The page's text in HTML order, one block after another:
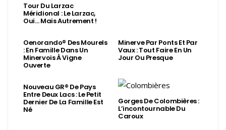
Tour Du Larzac
Méridional : Le Larzac,
Oui… Mais Autrement !
Oenorando® Des Mourels
: En Famille Dans Un
Minervois À Vigne
Ouverte
Minerve Par Ponts Et Par
Vaux : Tout Faire En Un
Jour Ou Presque
Nouveau GR® De Pays
Entre Deux Lacs : Le Petit
Dernier De La Famille Est
Né
Gorges De Colombières :
L’incontournable Du
Caroux